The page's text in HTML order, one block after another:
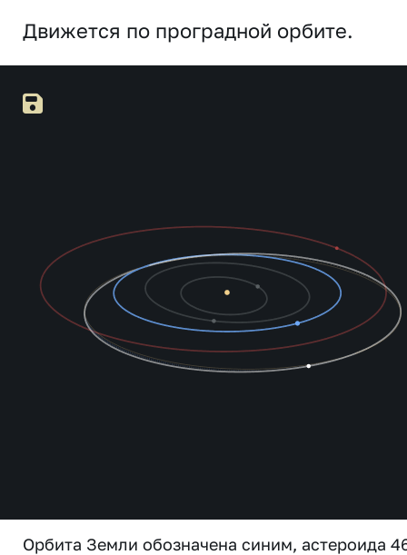
Движется по проградной орбите.
Орбита Земли обозначена синим, астероида